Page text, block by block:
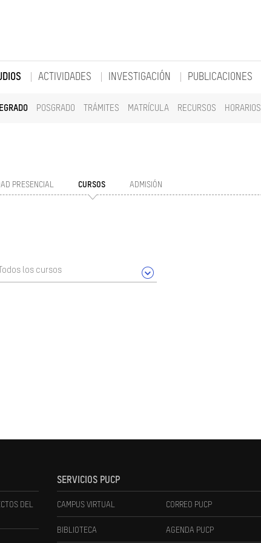
POSGRADO TRÁMITES MATRÍCULA RECURSOS HORARIOS
ACTIVIDADES INVESTIGACIÓN PUBLICACIONES
PRESENCIAL CURSOS ADMISIÓN
Todos los cursos
DEL
SERVICIOS PUCP
CAMPUS VIRTUAL CORREO PUCP
BIBLIOTECA AGENDA PUCP